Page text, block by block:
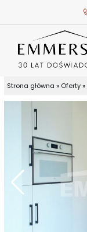
Strona główna » Oferty»